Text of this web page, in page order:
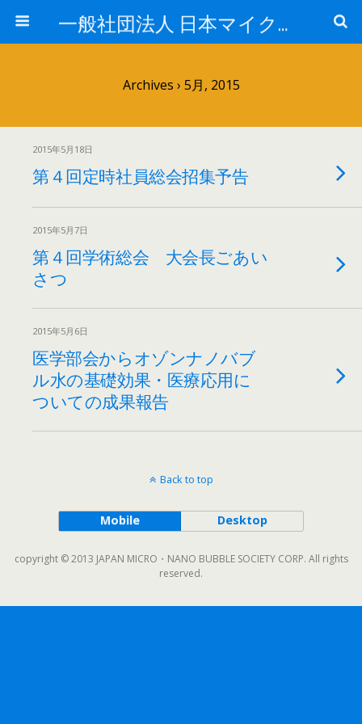
一般社団法人 日本マイクロ・ナノバブル学会
Archives › 5月, 2015
2015年5月18日
第４回定時社員総会招集予告
2015年5月7日
第４回学術総会 大会長ごあい
さつ
2015年5月6日
医学部会からオゾンナノバブ
ル水の基礎効果・医療応用に
ついての成果報告
Back to top
Mobile Desktop
copyright © 2013 JAPAN MICRO・NANO BUBBLE SOCIETY CORP. All rights
reserved.